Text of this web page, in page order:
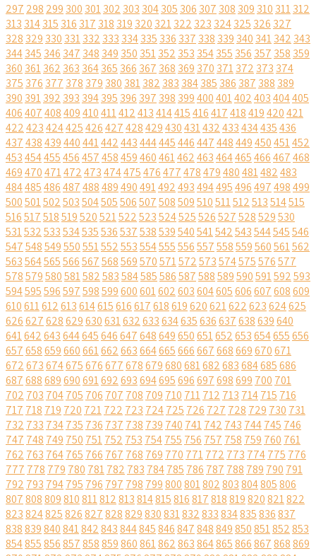
297 298 299 300 301302 303 304305 306 307 308 309 310 311312
313 314315 316 317 318 319 320 321322 323 324325 326 327
328 329 330 331332 333 334335 336 337 338 339 340 341342 343
344345 346 347 348 349 350 351352 353 354355 356 357 358 359
360 361362 363 364365 366 367 368 369 370 371372 373 374
375 376 377 378 379 380 381382 383 384385 386 387 388 389
390 391392 393 394395 396 397 398 399400401402403404405
406407408409410411412413414415416417418419420421
422423424425426427428429430431432433434435436
437438439440441442443444445446447448449450451452
453454455456457458459460461462463464465466467468
469470471472473474475476477478479480481482483
484485486487488489490491492493494495496497498499
500501502503504505506507508509510511512513514515
516517518519520521522523524525526527528529530
531532533534535536537538539540541542543544545546
547548549550551552553554555556557558559560561562
563564565566567568569570571572573574575576577
578579580581582583584585586587588589590591592593
594595596597598599600601602603604605606607608609
610611612613614615616617618619620621622623624625
626627628629630631632633634635636637638639640
641642643644645646647648649650651652653654655656
657658659660661662663664665666667668669670671
672673674675676677678679680681682683684685686
687688689690691692693694695696697698699 700 701
702 703 704705 706 707 708 709 710 711712 713 714715 716
717 718 719 720 721722 723 724725 726 727 728 729 730 731
732 733 734735 736 737 738 739 740 741742 743 744745 746
747 748 749 750 751752 753 754755 756 757 758 759 760 761
762 763 764765 766 767 768 769 770 771772 773 774775 776
777 778 779 780 781782 783 784785 786 787 788 789 790 791
792 793 794795 796 797 798 799800801802803804805806
807808809810811812813814815816817818819820821822
823824825826827828829830831832833834835836837
838839840841842843844845846847848849850851852853
854855856857858859860861862863864865866867868869